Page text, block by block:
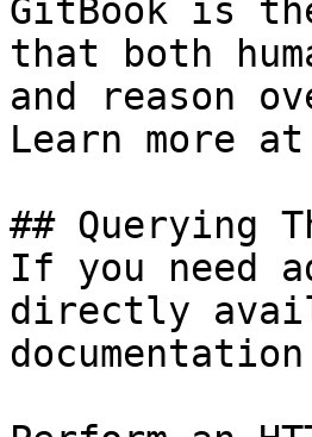
GitBook is
that both
and reason
Learn more
## Querying
If you need
directly